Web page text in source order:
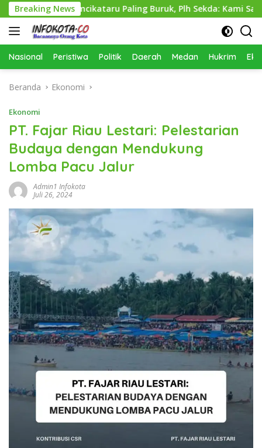
Langsung
ke
konten
Breaking News
Perkimcikataru Paling Buruk, Plh Sekda: Kami Sarankan
Nasional Peristiwa Politik Daerah Medan Hukrim
Beranda Ekonomi
Ekonomi
PT. Fajar Riau Lestari: Pelestarian
Budaya dengan Mendukung
Lomba Pacu Jalur
Admin1 Infokota
Juli 26, 2024